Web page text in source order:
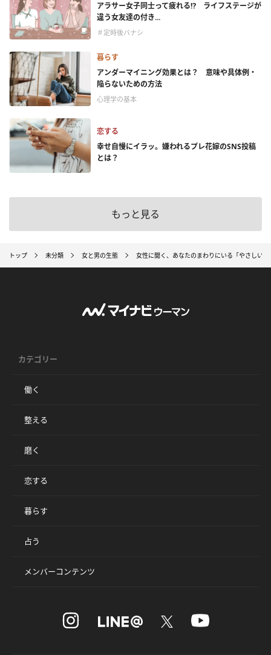
アラサー女子同士って疲れる⁉ ライフステージが
違う女友達の付き...
＃定時後バナシ
暮らす
アンダーマイニング効果とは？ 意味や具体例・
陥らないための方法
心理学の基本
恋する
幸せ自慢にイラッ。嫌われるプレ花嫁のSNS投稿
とは？
もっと見る
トップ 未分類 女と男の生態 女性に聞く、あなたのまわりにいる「やさしい
カテゴリー
働く
整える
磨く
恋する
暮らす
占う
メンバーコンテンツ